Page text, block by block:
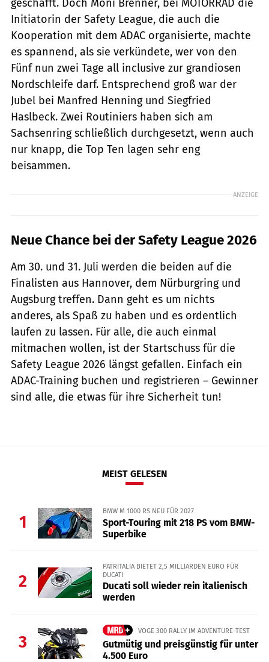
geschafft. Doch Moni Brenner, bei MOTORRAD die
Initiatorin der Safety League, die auch die
Kooperation mit dem ADAC organisierte, machte
es spannend, als sie verkündete, wer von den
Fünf nun zwei Tage all inclusive zur grandiosen
Nordschleife darf. Entsprechend groß war der
Jubel bei Manfred Henning und Siegfried
Haslbeck. Zwei Routiniers haben sich am
Sachsenring schließlich durchgesetzt, wenn auch
nur knapp, die Top Ten lagen sehr eng
beisammen.
ANZEIGE
Neue Chance bei der Safety League 2026
Am 30. und 31. Juli werden die beiden auf die
Finalisten aus Hannover, dem Nürburgring und
Augsburg treffen. Dann geht es um nichts
anderes, als Spaß zu haben und es ordentlich
laufen zu lassen. Für alle, die auch einmal
mitmachen wollen, ist der Startschuss für die
Safety League 2026 längst gefallen. Einfach ein
ADAC-Training buchen und registrieren – Gewinner
sind alle, die etwas für ihre Sicherheit tun!
MEIST GELESEN
1
BMW M 1000 RS NEU FÜR 2027
Sport-Touring mit 218 PS vom BMW-
Superbike
2
PATRITALIA BIETET 2,5 MILLIARDEN EURO FÜR
DUCATI
Ducati soll wieder rein italienisch
werden
3
VOGE 300 RALLY IM ADVENTURE-TEST
Gutmütig und preisgünstig für unter
4.500 Euro